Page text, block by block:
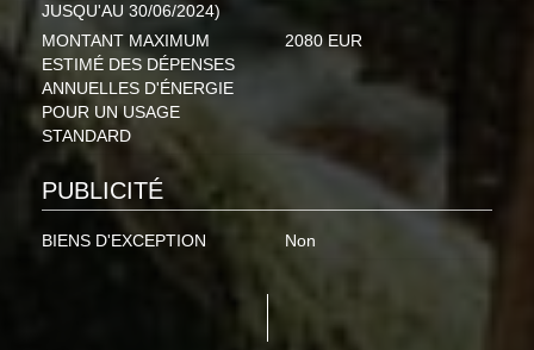
JUSQU'AU 30/06/2024)
MONTANT MAXIMUM
ESTIMÉ DES DÉPENSES
ANNUELLES D'ÉNERGIE
POUR UN USAGE
STANDARD
2080 EUR
PUBLICITÉ
BIENS D'EXCEPTION Non